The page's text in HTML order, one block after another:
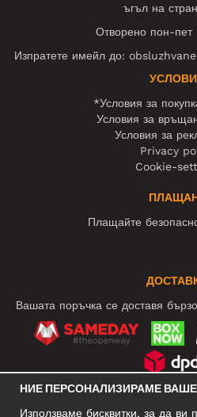
ъгъл на
Отворено пон-пет
Изпратете имейл до:
*Условия за
Условия за
Условия за
Privacy
Cookie-
Плащайте
Вашата поръчка се доставя
НИЕ ПЕРСОНАЛИЗИРАМЕ
Използваме бисквитки, за да ви